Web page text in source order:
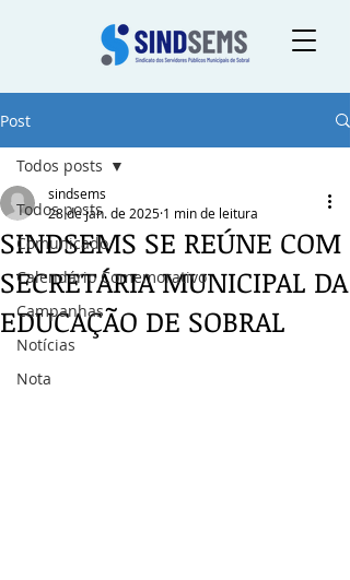
Post
Todos posts
Comunicado
Calendário Comemorativo
Campanhas
Notícias
Nota
Todos posts
SINDSEMS SE REÚNE COM
SECRETÁRIA MUNICIPAL DA
EDUCAÇÃO DE SOBRAL
sindsems
28 de jan. de 2025 1 min de leitura